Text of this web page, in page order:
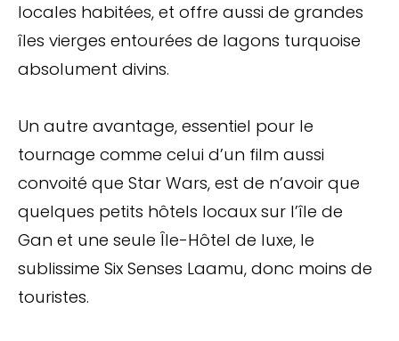
locales habitées, et offre aussi de grandes
îles vierges entourées de lagons turquoise
absolument divins.
Un autre avantage, essentiel pour le
tournage comme celui d’un film aussi
convoité que Star Wars, est de n’avoir que
quelques petits hôtels locaux sur l’île de
Gan et une seule Île-Hôtel de luxe, le
sublissime Six Senses Laamu, donc moins de
touristes.